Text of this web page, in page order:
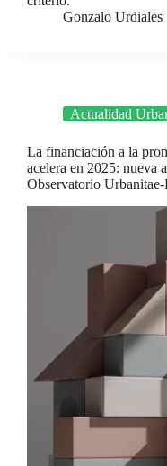
Gonzalo Urdiales
Actualidad
La financiación a la
acelera en 2025: nueva
Observatorio